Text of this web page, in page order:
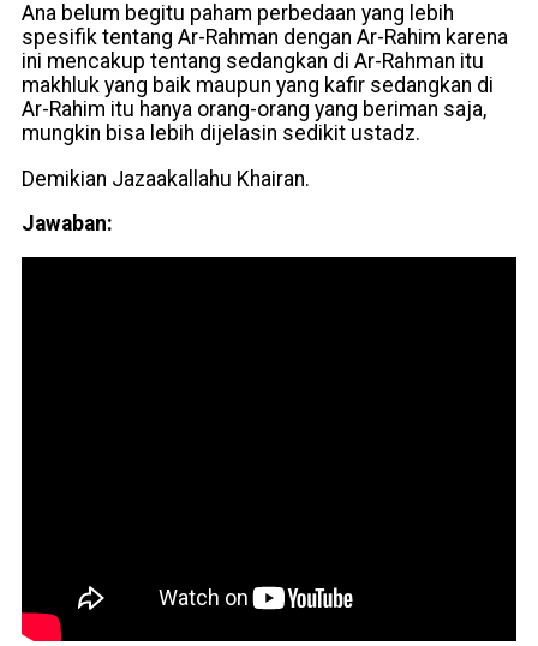
Ana belum begitu paham perbedaan yang lebih
spesifik tentang Ar-Rahman dengan Ar-Rahim karena
ini mencakup tentang sedangkan di Ar-Rahman itu
makhluk yang baik maupun yang kafir sedangkan di
Ar-Rahim itu hanya orang-orang yang beriman saja,
mungkin bisa lebih dijelasin sedikit ustadz.
Demikian Jazaakallahu Khairan.
Jawaban: